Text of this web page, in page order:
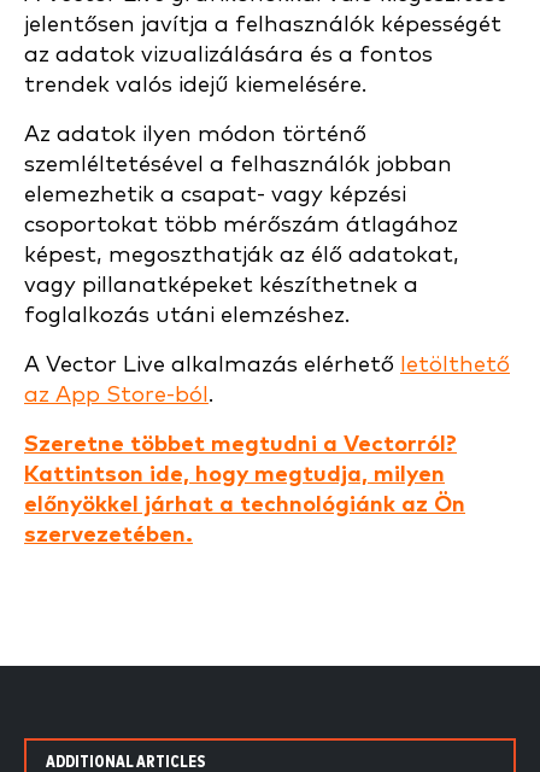
jelentősen javítja a felhasználók képességét
az adatok vizualizálására és a fontos
trendek valós idejű kiemelésére.
Az adatok ilyen módon történő
szemléltetésével a felhasználók jobban
elemezhetik a csapat- vagy képzési
csoportokat több mérőszám átlagához
képest, megoszthatják az élő adatokat,
vagy pillanatképeket készíthetnek a
foglalkozás utáni elemzéshez.
A Vector Live alkalmazás elérhető
letölthető
az App Store-ból .
Szeretne többet megtudni a Vectorról?
Kattintson ide, hogy megtudja, milyen
előnyökkel járhat a technológiánk az Ön
szervezetében.
ADDITIONAL ARTICLES